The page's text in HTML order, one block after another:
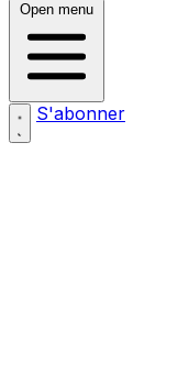
Open menu
S'abonner